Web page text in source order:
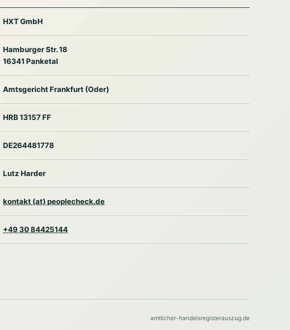
HXT GmbH
Hamburger Str. 18
16341 Panketal
Amtsgericht Frankfurt (Oder)
HRB 13157 FF
DE264481778
Lutz Harder
kontakt (at) peoplecheck.de
+49 30 84425144
amtlicher-handelsregisterauszug.de